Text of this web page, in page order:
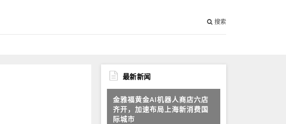
搜索
最新新闻
金雅福黄金AI机器人商店六店
齐开，加速布局上海新消费国
际城市